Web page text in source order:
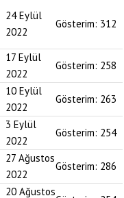
24 Eylül
2022
Gösterim: 312
17 Eylül
2022
Gösterim: 258
10 Eylül
2022
Gösterim: 263
3 Eylül
2022
Gösterim: 254
27 Ağustos
2022
Gösterim: 286
20 Ağustos